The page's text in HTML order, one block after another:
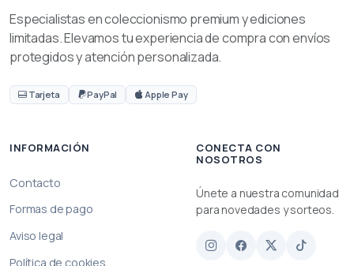
Especialistas en coleccionismo premium y ediciones
limitadas. Elevamos tu experiencia de compra con envíos
protegidos y atención personalizada.
Tarjeta PayPal Apple Pay
INFORMACIÓN
Contacto
Formas de pago
Aviso legal
Política de cookies
CONECTA CON
NOSOTROS
Únete a nuestra comunidad
para novedades y sorteos.